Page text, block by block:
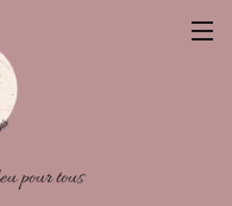
pour tous